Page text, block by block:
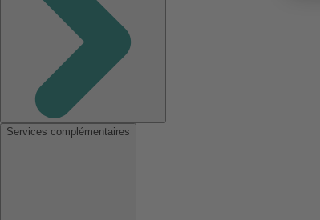
Services complémentaires